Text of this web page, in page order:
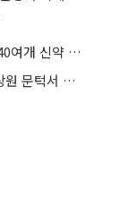
LG화학, JP모건 컨퍼런스서 통풍치료제 등 40여개 신약 파이프라인 소개
美 클래리티 법안 연내 통과 가능성 13%…상원 문턱서 제동